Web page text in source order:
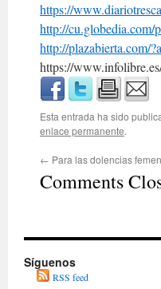
https://
http://cu.globedia.com/
http://plazabierta.com/?
https://
Esta entrada ha sido
enlace permanente.
← Para las dolencias
Comments
Síguenos
RSS feed